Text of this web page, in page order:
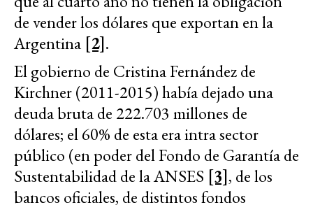
de vender los dólares que exportan en la
Argentina [2].
El gobierno de Cristina Fernández de
Kirchner (2011-2015) había dejado una
deuda bruta de 222.703 millones de
dólares; el 60% de esta era intra sector
público (en poder del Fondo de Garantía de
Sustentabilidad de la ANSES [3], de los
bancos oficiales, de distintos fondos